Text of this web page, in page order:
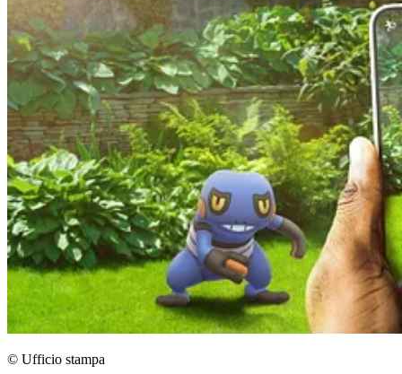
© Ufficio stampa